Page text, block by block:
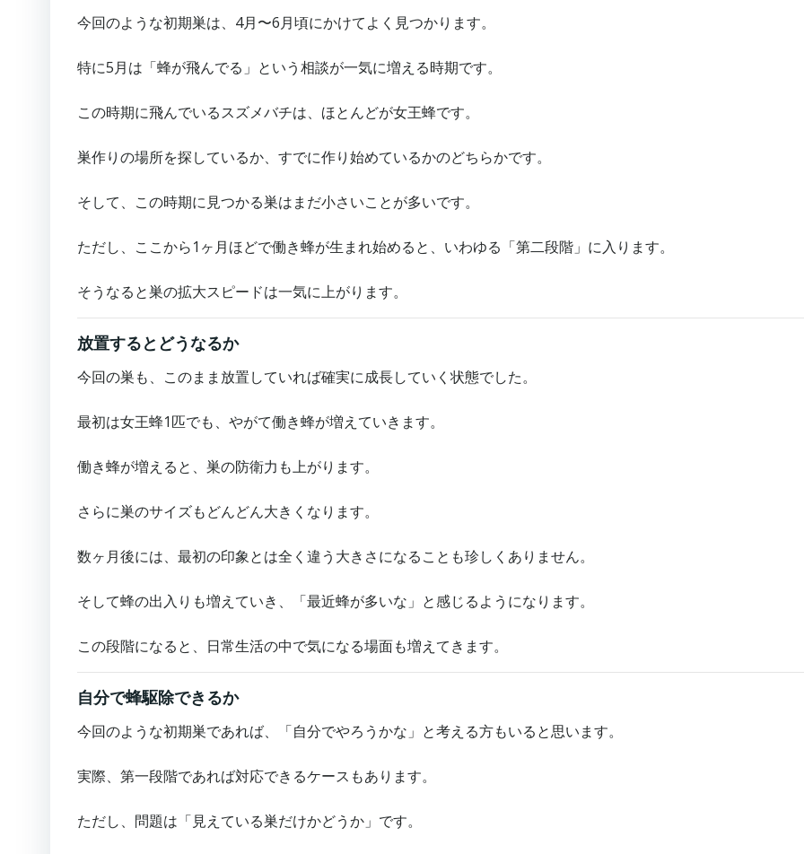
今回のような初期巣は、4月〜6月頃にかけてよく見つかります。
特に5月は「蜂が飛んでる」という相談が一気に増える時期です。
この時期に飛んでいるスズメバチは、ほとんどが女王蜂です。
巣作りの場所を探しているか、すでに作り始めているかのどちらかです。
そして、この時期に見つかる巣はまだ小さいことが多いです。
ただし、ここから1ヶ月ほどで働き蜂が生まれ始めると、いわゆる「第二段階」に入ります。
そうなると巣の拡大スピードは一気に上がります。
放置するとどうなるか
今回の巣も、このまま放置していれば確実に成長していく状態でした。
最初は女王蜂1匹でも、やがて働き蜂が増えていきます。
働き蜂が増えると、巣の防衛力も上がります。
さらに巣のサイズもどんどん大きくなります。
数ヶ月後には、最初の印象とは全く違う大きさになることも珍しくありません。
そして蜂の出入りも増えていき、「最近蜂が多いな」と感じるようになります。
この段階になると、日常生活の中で気になる場面も増えてきます。
自分で蜂駆除できるか
今回のような初期巣であれば、「自分でやろうかな」と考える方もいると思います。
実際、第一段階であれば対応できるケースもあります。
ただし、問題は「見えている巣だけかどうか」です。